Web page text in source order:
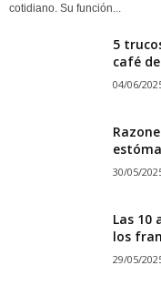
cotidiano. Su función...
5
café
04/06/
30/05/
Las 10
los
29/05/